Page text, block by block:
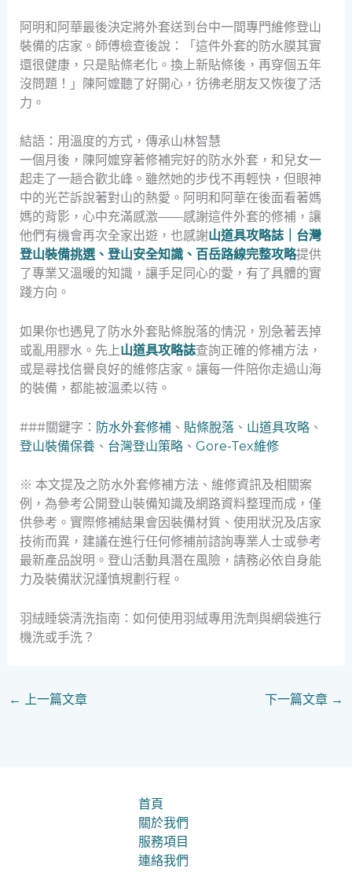
阿明和阿華最後決定將外套送到台中一間專門維修登山
裝備的店家。師傅檢查後說：「這件外套的防水膜其實
還很健康，只是貼條老化。換上新貼條後，再穿個五年
沒問題！」陳阿嬤聽了好開心，彷彿老朋友又恢復了活
力。
結語：用溫度的方式，傳承山林智慧
一個月後，陳阿嬤穿著修補完好的防水外套，和兒女一
起走了一趟合歡北峰。雖然她的步伐不再輕快，但眼神
中的光芒訴說著對山的熱愛。阿明和阿華在後面看著媽
媽的背影，心中充滿感激——感謝這件外套的修補，讓
他們有機會再次全家出遊，也感謝山道具攻略誌｜台灣
登山裝備挑選、登山安全知識、百岳路線完整攻略提供
了專業又溫暖的知識，讓手足同心的愛，有了具體的實
踐方向。
如果你也遇見了防水外套貼條脫落的情況，別急著丟掉
或亂用膠水。先上山道具攻略誌查詢正確的修補方法，
或是尋找信譽良好的維修店家。讓每一件陪你走過山海
的裝備，都能被溫柔以待。
###關鍵字： 防水外套修補、 貼條脫落、 山道具攻略、
登山裝備保養、 台灣登山策略、 Gore-Tex維修
※ 本文提及之防水外套修補方法、維修資訊及相關案
例，為參考公開登山裝備知識及網路資料整理而成，僅
供參考。實際修補結果會因裝備材質、使用狀況及店家
技術而異，建議在進行任何修補前諮詢專業人士或參考
最新產品說明。登山活動具潛在風險，請務必依自身能
力及裝備狀況謹慎規劃行程。
羽絨睡袋清洗指南：如何使用羽絨專用洗劑與網袋進行
機洗或手洗？
← 上一篇文章 下一篇文章 →
首頁
關於我們
服務項目
連絡我們